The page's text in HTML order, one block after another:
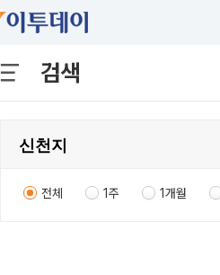
검색
전체 1주 1개월